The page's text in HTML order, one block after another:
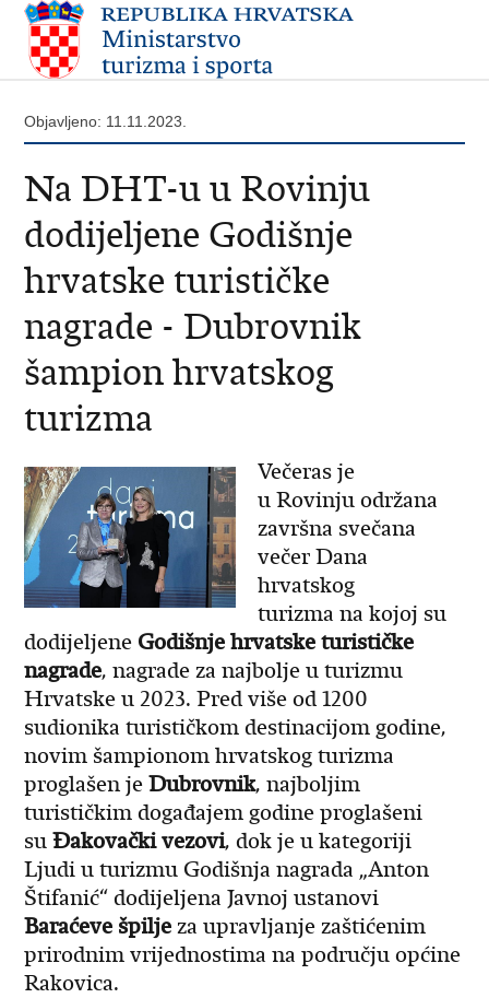
Objavljeno: 11.11.2023.
​Na DHT-u u Rovinju
dodijeljene Godišnje
hrvatske turističke
nagrade - Dubrovnik
šampion hrvatskog
turizma
Večeras je
u Rovinju održana
završna svečana
večer Dana
hrvatskog
turizma na kojoj su
dodijeljene Godišnje hrvatske turističke
nagrade, nagrade za najbolje u turizmu
Hrvatske u 2023. Pred više od 1200
sudionika turističkom destinacijom godine,
novim šampionom hrvatskog turizma
proglašen jeDubrovnik, najboljim
turističkim događajem godine proglašeni
suĐakovački vezovi, dok je u kategoriji
Ljudi u turizmu Godišnja nagrada „Anton
Štifanić“ dodijeljena Javnoj ustanovi
Baraćeve špilje za upravljanje zaštićenim
prirodnim vrijednostima na području općine
Rakovica.